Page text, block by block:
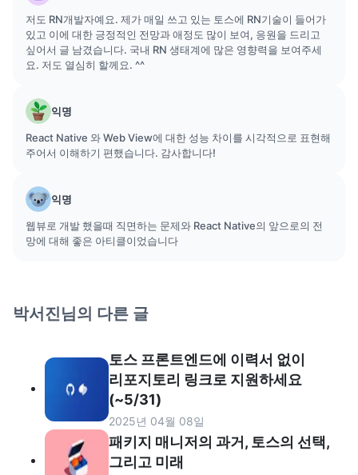
저도 RN개발자예요. 제가 매일 쓰고 있는 토스에 RN기술이 들어가
있고 이에 대한 긍정적인 전망과 애정도 많이 보여, 응원을 드리고
싶어서 글 남겼습니다. 국내 RN 생태계에 많은 영향력을 보여주세
요. 저도 열심히 할께요. ^^
익명
React Native 와 Web View에 대한 성능 차이를 시각적으로 표현해
주어서 이해하기 편했습니다. 감사합니다!
익명
웹뷰로 개발 했을때 직면하는 문제와 React Native의 앞으로의 전
망에 대해 좋은 아티클이었습니다
박서진님의 다른 글
토스 프론트엔드에 이력서 없이
리포지토리 링크로 지원하세요
(~5/31)
2025년 04월 08일
패키지 매니저의 과거, 토스의 선택,
그리고 미래